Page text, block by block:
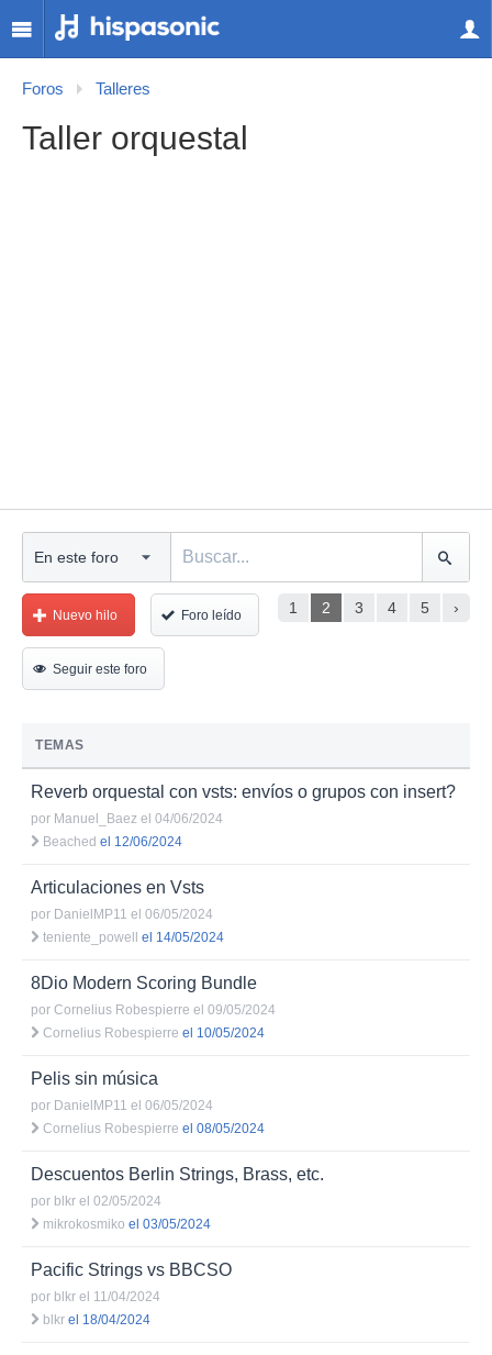
Foros Talleres
Taller orquestal
1 2 3 4 5 ›
Nuevo hilo Foro leído
Seguir este foro
TEMAS
Reverb orquestal con vsts: envíos o grupos con insert?
por Manuel_Baez el 04/06/2024
Beached el 12/06/2024
Articulaciones en Vsts
por DanielMP11 el 06/05/2024
teniente_powell
el 14/05/2024
8Dio Modern Scoring Bundle
por Cornelius Robespierre el 09/05/2024
Cornelius Robespierre el 10/05/2024
Pelis sin música
por DanielMP11 el 06/05/2024
Cornelius Robespierre el 08/05/2024
Descuentos Berlin Strings, Brass, etc.
por blkr el 02/05/2024
mikrokosmiko el 03/05/2024
Pacific Strings vs BBCSO
por blkr el 11/04/2024
blkr el 18/04/2024